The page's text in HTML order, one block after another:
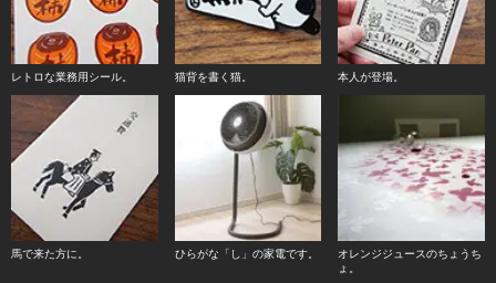
レトロな業務用シール。 猫背を書く猫。 本人が登場。
馬で来た方に。 ひらがな「し」の家電です。
オレンジジュースのちょうち
ょ。